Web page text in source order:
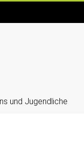
und Jugendliche